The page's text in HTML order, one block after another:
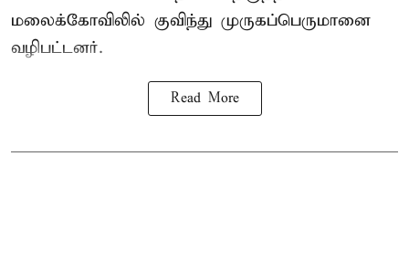
மலைக்கோவிலில் குவிந்து முருகப்பெருமானை
வழிபட்டனர்.
Read More